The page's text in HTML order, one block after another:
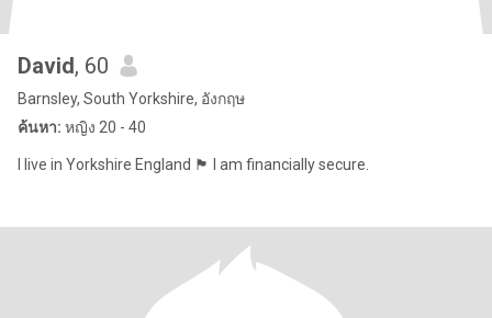
David, 60
Barnsley, South Yorkshire, อังกฤษ
ค้นหา: หญิง 20 - 40
I live in Yorkshire England 🏴󠁧󠁢󠁥󠁮󠁧󠁿 I am financially secure.